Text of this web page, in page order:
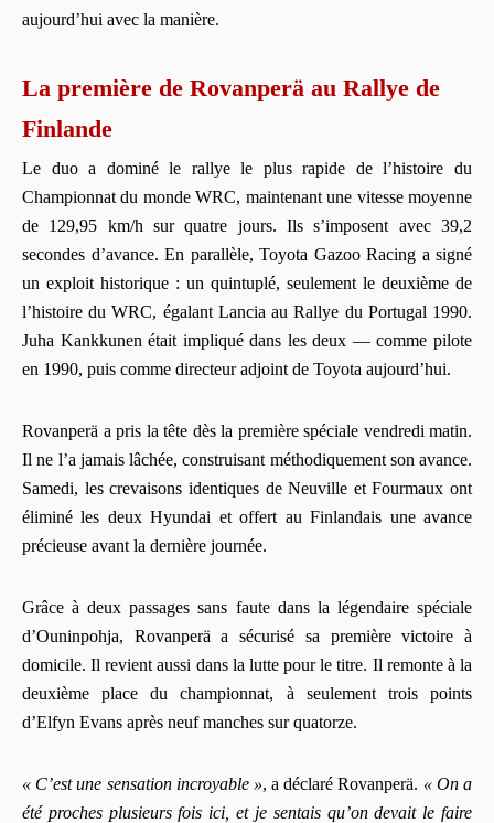
aujourd’hui avec la manière.
La première de Rovanperä au Rallye de
Finlande
Le duo a dominé le rallye le plus rapide de l’histoire du
Championnat du monde WRC, maintenant une vitesse moyenne
de 129,95 km/h sur quatre jours. Ils s’imposent avec 39,2
secondes d’avance. En parallèle, Toyota Gazoo Racing a signé
un exploit historique : un quintuplé, seulement le deuxième de
l’histoire du WRC, égalant Lancia au Rallye du Portugal 1990.
Juha Kankkunen était impliqué dans les deux — comme pilote
en 1990, puis comme directeur adjoint de Toyota aujourd’hui.
Rovanperä a pris la tête dès la première spéciale vendredi matin.
Il ne l’a jamais lâchée, construisant méthodiquement son avance.
Samedi, les crevaisons identiques de Neuville et Fourmaux ont
éliminé les deux Hyundai et offert au Finlandais une avance
précieuse avant la dernière journée.
Grâce à deux passages sans faute dans la légendaire spéciale
d’Ouninpohja, Rovanperä a sécurisé sa première victoire à
domicile. Il revient aussi dans la lutte pour le titre. Il remonte à la
deuxième place du championnat, à seulement trois points
d’Elfyn Evans après neuf manches sur quatorze.
« C’est une sensation incroyable », a déclaré Rovanperä. « On a
été proches plusieurs fois ici, et je sentais qu’on devait le faire